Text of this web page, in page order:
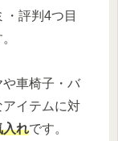
評判4つ目
車椅子・バ
イテムに対
入れです。